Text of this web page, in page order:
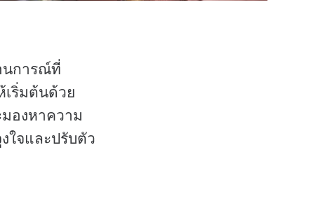
นการณ์ที่
ริ่มต้นด้วย
องหาความ
ใจและปรับตัว